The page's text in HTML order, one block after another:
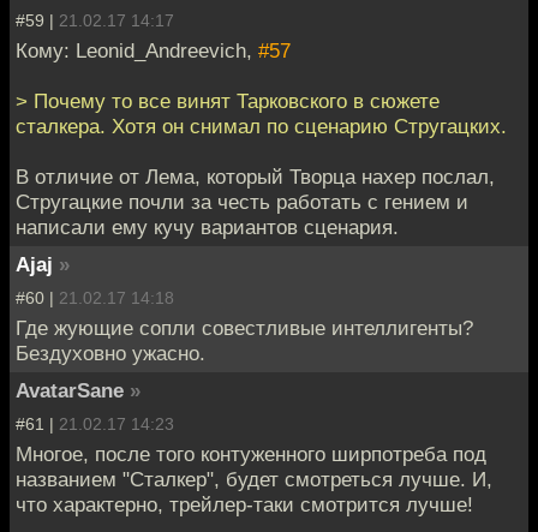
#59 | 21.02.17 14:17
Кому: Leonid_Andreevich, #57
> Почему то все винят Тарковского в сюжете
сталкера. Хотя он снимал по сценарию Стругацких.
В отличие от Лема, который Творца нахер послал,
Стругацкие почли за честь работать с гением и
написали ему кучу вариантов сценария.
Ajaj »
#60 | 21.02.17 14:18
Где жующие сопли совестливые интеллигенты?
Бездуховно ужасно.
AvatarSane »
#61 | 21.02.17 14:23
Многое, после того контуженного ширпотреба под
названием "Сталкер", будет смотреться лучше. И,
что характерно, трейлер-таки смотрится лучше!